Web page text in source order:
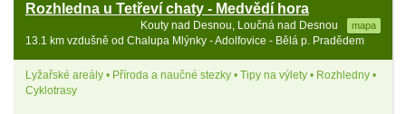
Rozhledna u Tetřeví chaty - Medvědí hora
Kouty nad Desnou, Loučná nad Desnou mapa
13.1 km vzdušně od Chalupa Mlýnky - Adolfovice - Bělá p. Pradědem
Lyžařské areály • Příroda a naučné stezky • Tipy na výlety • Rozhledny •
Cyklotrasy